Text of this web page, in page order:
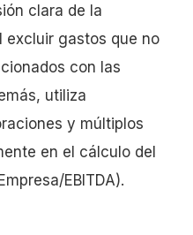
clara de la
excluir gastos que no
con las
utiliza
y múltiplos
en el cálculo del
EBITDA).